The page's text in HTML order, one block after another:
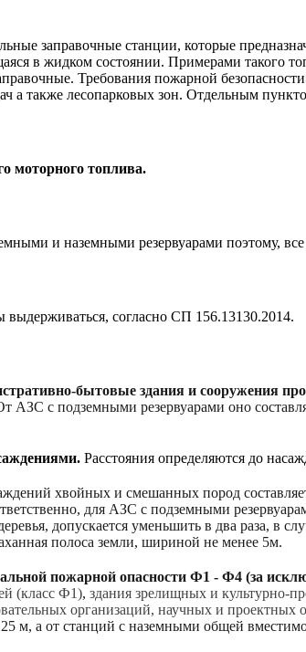
заправочные станции, которые
в жидком состоянии. Примерами такого
Требования пожарной
а также лесопарковых зон. Отдельным
моторного топлива.
и наземными резервуарами поэтому,
согласно СП 156.13130.2014.
бытовые здания и сооружения
АЗС с подземными резервуарами оно
Расстояния определяются до
хвойных и смешанных пород
для АЗС с подземными
допускается уменьшить в два раза, в
полоса земли, шириной не менее 5м.
пожарной опасности Ф1 - Ф4(за
(класс Ф1),здания зрелищных и культурно-
организаций, научных и
25 м, а от станций с наземными общей